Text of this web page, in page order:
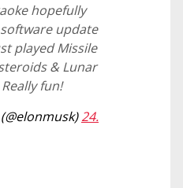
hopefully
update
played Missile
& Lunar
fun!
24.